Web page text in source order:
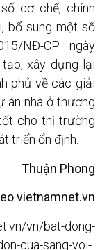
cơ chế, chính
bổ sung một số
NĐ-CP ngày
xây dựng lại
phủ về các giải
án nhà ở thương
cho thị trường
triển ổn định.
Thuận Phong
vietnamnet.vn
vn/bat-dong-
cua-sang-voi-